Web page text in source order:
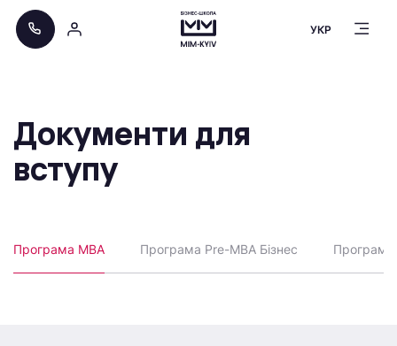
УКР
Документи для
вступу
Програма MBA Програма Pre-MBA Бізнес Програма